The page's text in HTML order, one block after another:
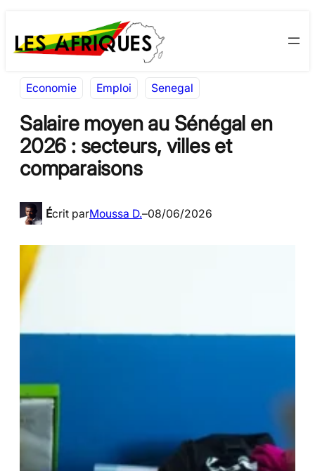
au
contenu
to
content
Economie Emploi Senegal
Salaire moyen au Sénégal en
2026 : secteurs, villes et
comparaisons
Écrit parMoussa D.–08/06/2026